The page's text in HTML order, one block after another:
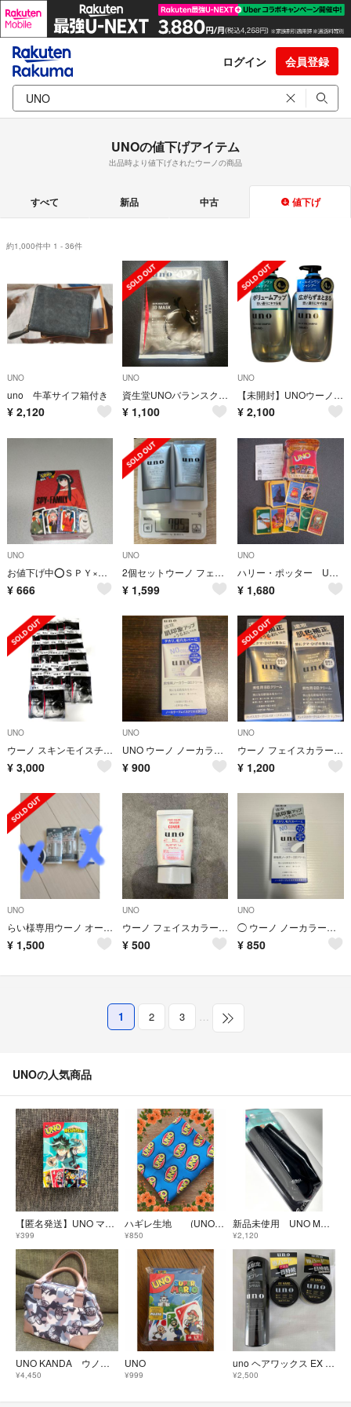
ログイン 会員登録
UNOの値下げアイテム
出品時より値下げされたウーノの商品
すべて 新品 中古 値下げ
約1,000件中 1 - 36件
UNO
uno 牛革サイフ箱付き
¥ 2,120
UNO
資生堂UNOバランスクリエイター2本＆3Dマスク1枚
¥ 1,100
UNO
【未開封】UNOウーノオールインワンシャンプー2種 薬用スカルプエッセンスセット
¥ 2,100
UNO
お値下げ中⭕ＳＰＹ×ＦＡＭＩＬＹハッピーセットUNOカード
¥ 666
UNO
2個セットウーノ フェイスカラークリエイター(ナチュラル) 30g
¥ 1,599
UNO
ハリー・ポッター UNO ウノ カードゲーム 中古 原作絵 キャラクター ボード
¥ 1,680
UNO
ウーノ スキンモイスチャー 3Dマスク 32枚
¥ 3,000
UNO
UNO ウーノ ノーカラーフェイスクリエイター 男性用 BBクリーム30g
¥ 900
UNO
ウーノ フェイスカラークリエイター(ナチュラル) 30g
¥ 1,200
UNO
らい様専用ウーノ オールインワンリップクリエイター 2.2g
¥ 1,500
UNO
ウーノ フェイスカラークリエイター(カバー) カラーレベル3 30g
¥ 500
UNO
◯ ウーノ ノーカラーフェイスクリエイター 30g
¥ 850
1 2 3 …
UNOの人気商品
【匿名発送】UNO マクドナルドハッピーセット 僕のヒーローアカデミア 緑谷出久
¥399
ハギレ生地 (UNO柄)
¥850
新品未使用 UNO MTBハンドルバーエンド
¥2,120
UNO KANDA ウノカンダ ハンドバッグ
¥4,450
UNO
¥999
uno ヘアワックス EX HARD 2個& ハードスプレー
¥2,500